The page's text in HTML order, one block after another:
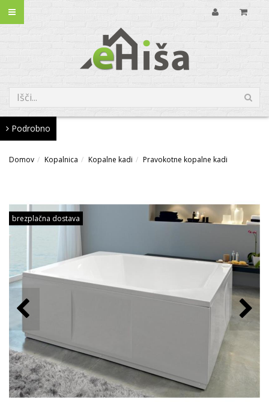
Podrobno
Domov Kopalnica Kopalne kadi Pravokotne kopalne kadi
brezplačna dostava